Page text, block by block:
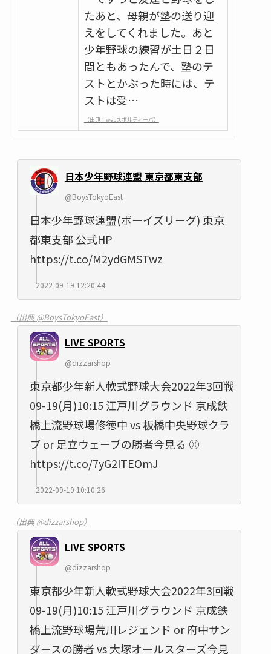
たあと、母親が塾の送り迎
えをしてくれました。あと
少年野球の練習が土日２日
間ともあったんで、塾のテ
ストとかぶった時には、テ
ストは受…
（出典：webスポルティーバ）
日本少年野球連盟 東京都東支部
@BoysTokyoEast
日本少年野球連盟(ボーイズリーグ) 東京
都東支部 公式HP
https://t.co/M2ydGMSTwz
2022-09-19 12:20:44
（出典 @BoysTokyoEast）
LIVE SPORTS
@dizzarshop
東京都少年新人軟式野球大会2022年3回戦
09-19(月)10:15 江戸川グラウンド 京成鉄
橋上流野球場修徳中 vs 板橋中央野球クラ
ブ or 足立ウェーブの勝者今見る ⚾
https://t.co/7yG2ITEOmJ
2022-09-19 10:10:26
（出典 @dizzarshop）
LIVE SPORTS
@dizzarshop
東京都少年新人軟式野球大会2022年3回戦
09-19(月)10:15 江戸川グラウンド 京成鉄
橋上流野球場荒川レジェンド or 府中サン
ダースの勝者 vs 大塚オールスターズ今見